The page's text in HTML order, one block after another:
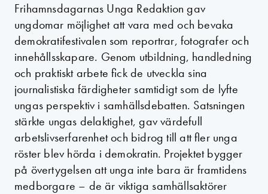
Frihamnsdagarnas Unga Redaktion gav
ungdomar möjlighet att vara med och bevaka
demokratifestivalen som reportrar, fotografer och
innehållsskapare. Genom utbildning, handledning
och praktiskt arbete fick de utveckla sina
journalistiska färdigheter samtidigt som de lyfte
ungas perspektiv i samhällsdebatten. Satsningen
stärkte ungas delaktighet, gav värdefull
arbetslivserfarenhet och bidrog till att fler unga
röster blev hörda i demokratin. Projektet bygger
på övertygelsen att unga inte bara är framtidens
medborgare – de är viktiga samhällsaktörer